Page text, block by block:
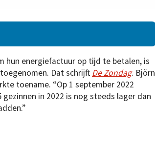
hun energiefactuur op tijd te betalen, is
Dat schrijft De Zondag. Björn
toename. “Op 1 september 2022
in 2022 is nog steeds lager dan